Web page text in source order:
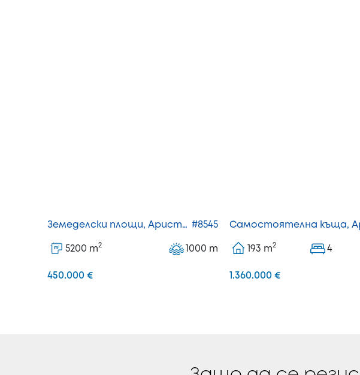
Земеделски площи, Аристотелис #8545
m2 5200 m2 1000 m
450.000 €
193 m2 4
1.360.000 €